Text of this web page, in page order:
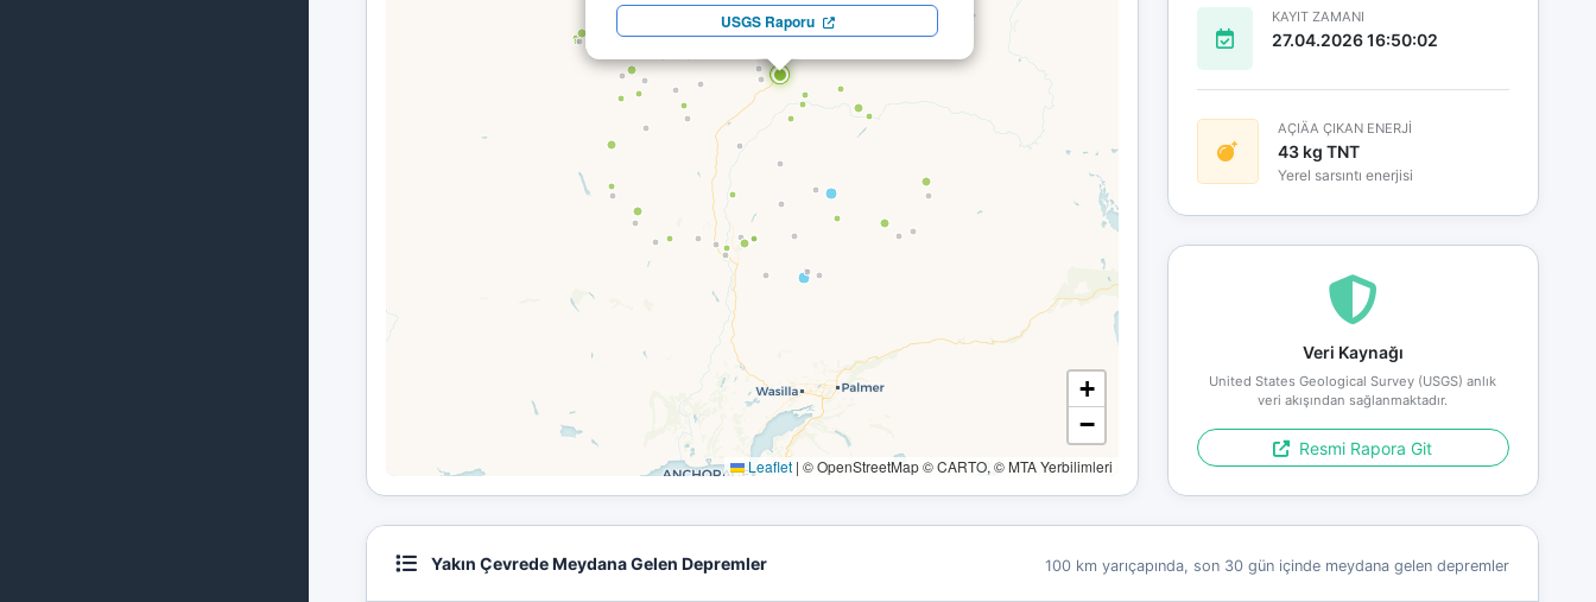
USGS Raporu
+
−
Leaflet | © OpenStreetMap © CARTO, © MTA Yerbilimleri
KAYIT ZAMANI
27.04.2026 16:50:02
AÇIÄA ÇIKAN ENERJİ
43 kg TNT
Yerel sarsıntı enerjisi
Veri Kaynağı
United States Geological Survey (USGS) anlık
veri akışından sağlanmaktadır.
Resmi Rapora Git
Yakın Çevrede Meydana Gelen Depremler 100 km yarıçapında, son 30 gün içinde meydana gelen depremler